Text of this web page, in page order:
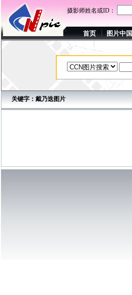
摄影师姓名或ID：
首页 图片中国
关键字：戴乃迭图片